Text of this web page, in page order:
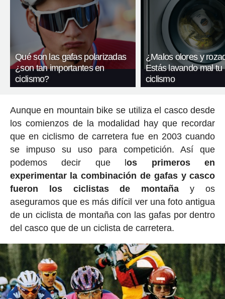
Qué son las gafas polarizadas
¿son tan importantes en
ciclismo?
¿Malos olores y
Estás lavando mal tu
ciclismo
Aunque en mountain bike se utiliza el casco desde
los comienzos de la modalidad hay que recordar
que en ciclismo de carretera fue en 2003 cuando
se impuso su uso para competición. Así que
podemos decir que los primeros en
experimentar la combinación de gafas y casco
fueron los ciclistas de montañay os
aseguramos que es más difícil ver una foto antigua
de un ciclista de montaña con las gafas por dentro
del casco que de un ciclista de carretera.